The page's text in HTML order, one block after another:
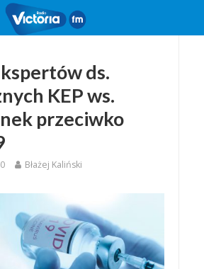
ds.
KEP ws.
przeciwko
Błażej Kaliński